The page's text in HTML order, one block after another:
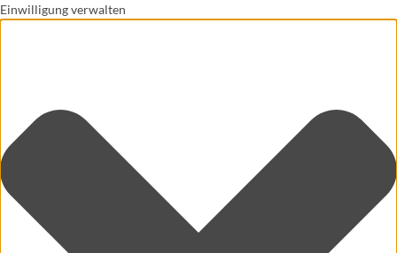
Einwilligung verwalten